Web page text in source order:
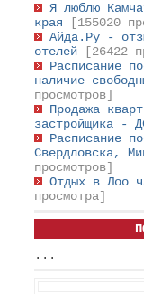
Я люблю
края
[155020
Айда.Ру -
отелей
[26422
Расписание
наличие
просмотров]
Продажа
застройщика -
Расписание
Свердловска,
просмотров]
Отдых в Лоо
просмотра]
...